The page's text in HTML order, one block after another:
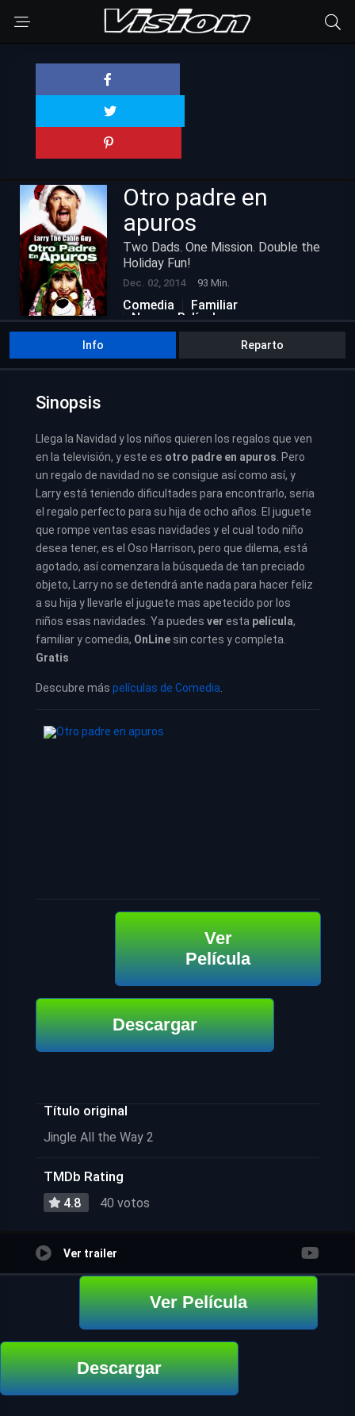
Otro padre en
apuros
Two Dads. One Mission. Double the
Holiday Fun!
Dec. 02, 2014 93 Min.
Comedia
Familiar
Nuevas Películas
Info Reparto
Sinopsis
Llega la Navidad y los niños quieren los regalos que ven
en la televisión, y este es otro padre en apuros . Pero
un regalo de navidad no se consigue así como así, y
Larry está teniendo dificultades para encontrarlo, seria
el regalo perfecto para su hija de ocho años. El juguete
que rompe ventas esas navidades y el cual todo niño
desea tener, es el Oso Harrison, pero que dilema, está
agotado, así comenzara la búsqueda de tan preciado
objeto, Larry no se detendrá ante nada para hacer feliz
a su hija y llevarle el juguete mas apetecido por los
niños esas navidades. Ya puedes ver esta película,
familiar y comedia, OnLine sin cortes y completa.
Gratis
Descubre más películas de Comedia
Ver
Película
Descargar
Título original
Jingle All the Way 2
TMDb Rating
4.8 40 votos
Ver trailer
Ver Película
Descargar